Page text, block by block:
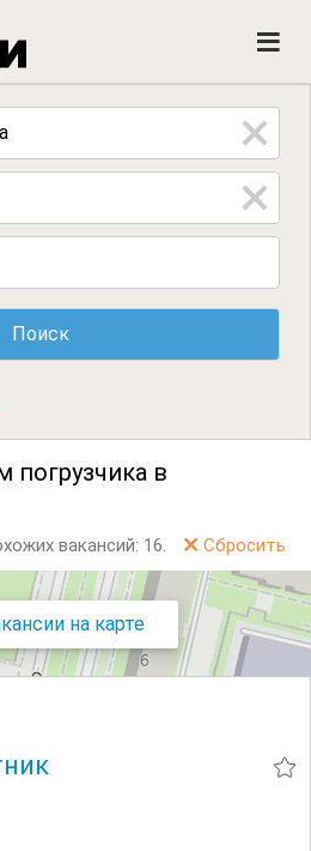
n
погрузчика в
вакансий: 16. Сбросить
на карте